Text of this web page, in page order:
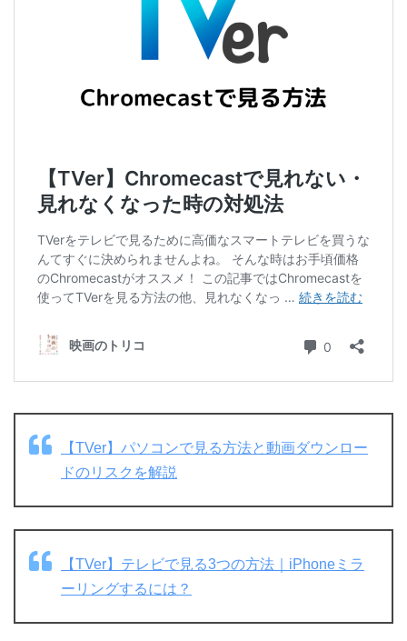
【TVer】パソコンで見る方法と動画ダウンロー
ドのリスクを解説
【TVer】テレビで見る3つの方法｜iPhoneミラ
ーリングするには？